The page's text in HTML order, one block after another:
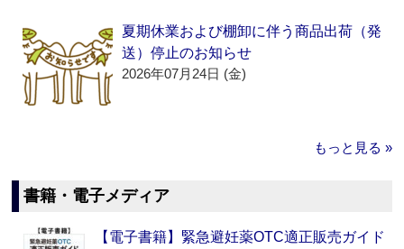
夏期休業および棚卸に伴う商品出荷（発
送）停止のお知らせ
2026年07月24日 (金)
もっと見る »
書籍・電子メディア
【電子書籍】緊急避妊薬OTC適正販売ガイド